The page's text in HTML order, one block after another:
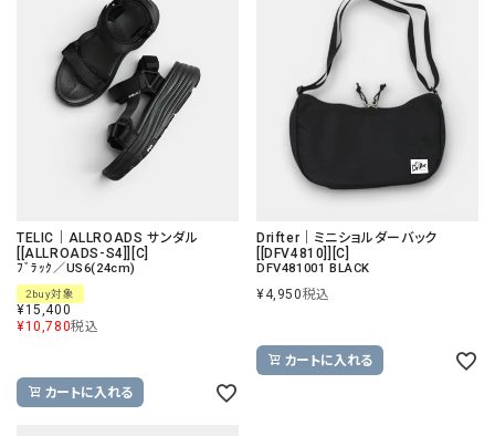
TELIC｜ALLROADS サンダル
[[ALLROADS-S4]][C]
ﾌﾞﾗｯｸ／US6(24cm)
2buy対象
¥15,400
¥10,780税込
カートに入れる
Drifter｜ミニショルダーバック
[[DFV4810]][C]
DFV481001 BLACK
¥4,950税込
カートに入れる